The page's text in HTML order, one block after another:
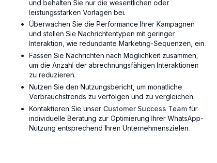
und behalten Sie nur die wesentlichen oder
leistungsstarken Vorlagen bei.
Überwachen Sie die Performance Ihrer Kampagnen
und stellen Sie Nachrichtentypen mit geringer
Interaktion, wie redundante Marketing-Sequenzen, ein.
Fassen Sie Nachrichten nach Möglichkeit zusammen,
um die Anzahl der abrechnungsfähigen Interaktionen
zu reduzieren.
Nutzen Sie den Nutzungsbericht, um monatliche
Verbrauchstrends zu verfolgen und zu vergleichen.
Kontaktieren Sie unser Customer Success Team für
individuelle Beratung zur Optimierung Ihrer WhatsApp-
Nutzung entsprechend Ihren Unternehmenszielen.